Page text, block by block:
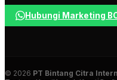
Hubungi Marketing
© 2026 PT Bintang Citra